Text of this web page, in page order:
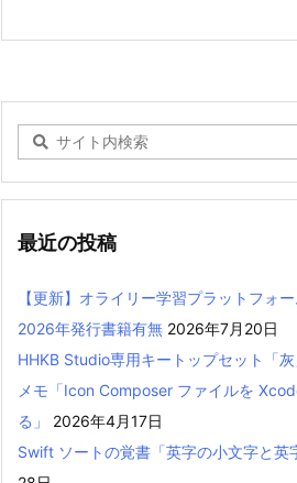
最近の投稿
【更新】オライリー学習プラットフォ
2026年発行書籍有無 2026年7月20日
HHKB Studio専用キートップセット「
メモ「Icon Composer ファイルを
る」
2026年4月17日
Swift ソートの覚書「英字の小文字と英